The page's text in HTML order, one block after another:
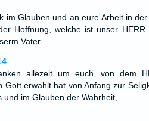
im Glauben und an eure Arbeit in
Hoffnung, welche ist unser HERR
Vater.…
allezeit um euch, von dem
Gott erwählt hat von Anfang zur
im Glauben der Wahrheit,…